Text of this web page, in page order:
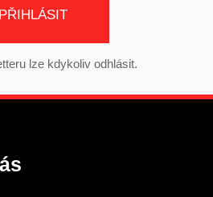
PŘIHLÁSIT
lze kdykoliv odhlásit.